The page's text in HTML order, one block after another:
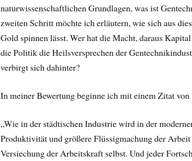
naturwissenschaftlichen Grundlagen, was ist
zweiten Schritt möchte ich erläutern, wie sich aus
Gold spinnen lässt. Wer hat die Macht, daraus
die Politik die Heilsversprechen der
verbirgt sich dahinter?
In meiner Bewertung beginne ich mit einem Zitat
„Wie in der städtischen Industrie wird in der
Produktivität und größere Flüssigmachung der
Versiechung der Arbeitskraft selbst. Und jeder